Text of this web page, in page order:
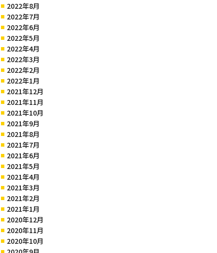
2022年8月
2022年7月
2022年6月
2022年5月
2022年4月
2022年3月
2022年2月
2022年1月
2021年12月
2021年11月
2021年10月
2021年9月
2021年8月
2021年7月
2021年6月
2021年5月
2021年4月
2021年3月
2021年2月
2021年1月
2020年12月
2020年11月
2020年10月